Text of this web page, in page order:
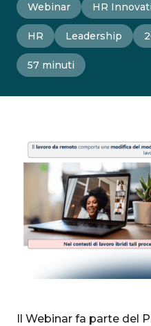
Webinar HR
HR Leadership
57 minuti
Il Webinar fa parte del